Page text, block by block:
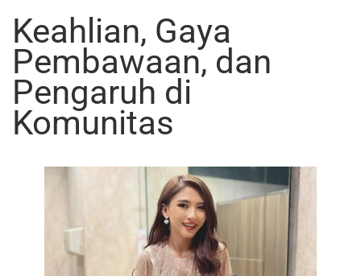
Keahlian, Gaya
Pembawaan, dan
Pengaruh di
Komunitas